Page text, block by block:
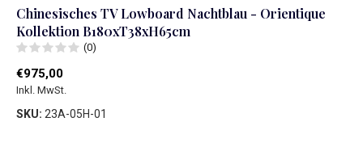
Chinesisches TV Lowboard Nachtblau - Orientique
Kollektion B180xT38xH65cm
(0)
€975,00
Inkl. MwSt.
SKU: 23A-05H-01